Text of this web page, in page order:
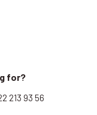
for?
213 93 56